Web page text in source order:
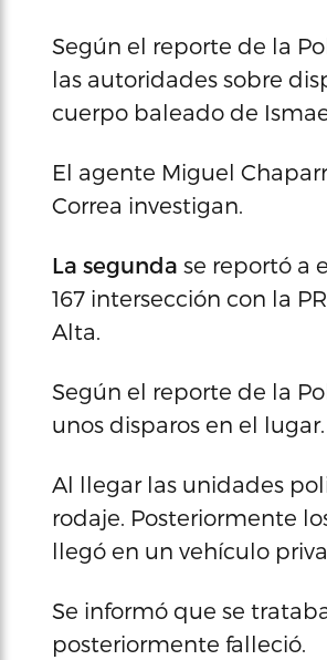
Según el reporte de la
las autoridades sobre
cuerpo baleado de
El agente Miguel
Correa investigan.
La segunda se reportó a
167 intersección con la
Alta.
Según el reporte de la
unos disparos en el lugar.
Al llegar las unidades
rodaje. Posteriormente
llegó en un vehículo
Se informó que se
posteriormente falleció.